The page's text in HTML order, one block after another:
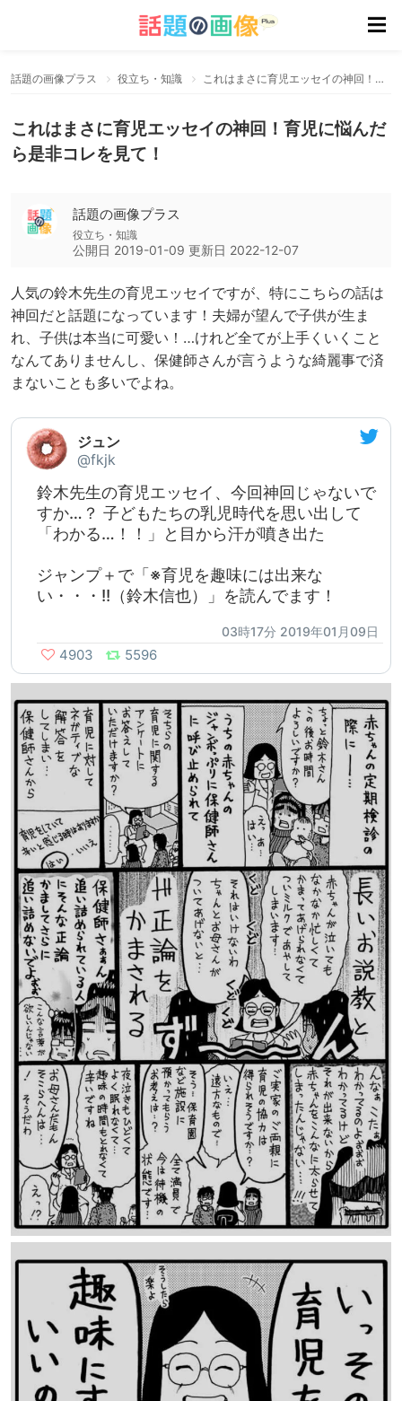
話題の画像プラス 役立ち・知識 これはまさに育児エッセイの神回！育児に悩んだら是非コレを見て！
これはまさに育児エッセイの神回！育児に悩んだ
ら是非コレを見て！
話題の画像プラス
役立ち・知識
公開日 2019-01-09 更新日 2022-12-07
人気の鈴木先生の育児エッセイですが、特にこちらの話は
神回だと話題になっています！夫婦が望んで子供が生ま
れ、子供は本当に可愛い！…けれど全てが上手くいくこと
なんてありませんし、保健師さんが言うような綺麗事で済
まないことも多いでよね。
ジュン
@fkjk
鈴木先生の育児エッセイ、今回神回じゃないで
すか…？ 子どもたちの乳児時代を思い出して
「わかる…！！」と目から汗が噴き出た
ジャンプ＋で「※育児を趣味には出来な
い・・・!!（鈴木信也）」を読んでます！
03時17分 2019年01月09日
4903 5596